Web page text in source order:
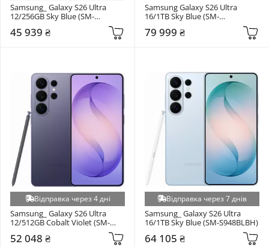
Samsung_ Galaxy S26 Ultra
12/256GB Sky Blue (SM-
45 939 ₴
Samsung Galaxy S26 Ultra
16/1TB Sky Blue (SM-
79 999 ₴
Відправка через 4 дні
Samsung_ Galaxy S26 Ultra
12/512GB Cobalt Violet (SM-
52 048 ₴
Відправка через 7 днів
Samsung_ Galaxy S26 Ultra
16/1TB Sky Blue (SM-S948BLBH)
64 105 ₴